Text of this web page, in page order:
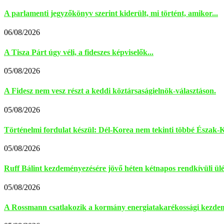
A parlamenti jegyzőkönyv szerint kiderült, mi történt, amikor...
06/08/2026
A Tisza Párt úgy véli, a fideszes képviselők...
05/08/2026
A Fidesz nem vesz részt a keddi köztársaságielnök-választáson.
05/08/2026
Történelmi fordulat készül: Dél-Korea nem tekinti többé Észak-
05/08/2026
Ruff Bálint kezdeményezésére jövő héten kétnapos rendkívüli
05/08/2026
A Rossmann csatlakozik a kormány energiatakarékossági